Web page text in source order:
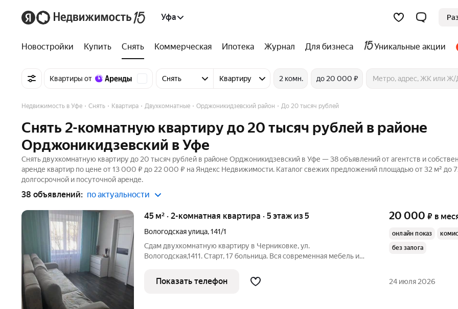
Уфа
Новостройки Купить Снять Коммерческая Ипотека Журнал Для бизнеса Уникальные акции
Квартиры от Снять Квартиру 2 комн. до 20 000 ₽
Недвижимость в Уфе Снять Квартира Двухкомнатные Орджоникидзевский район До 20 тысяч рублей
Снять 2-комнатную квартиру до 20 тысяч рублей в районе
Орджоникидзевский в Уфе
Снять двухкомнатную квартиру до 20 тысяч рублей в районе Орджоникидзевский в Уфе — 38 объявлений от агентств и
аренде квартир по цене от 13 000 ₽ до 22 000 ₽ на Яндекс Недвижимости. Каталог свежих предложений площадью от 32 м² до
долгосрочной и посуточной аренде.
38 объявлений: по актуальности
45 м² · 2-комнатная квартира · 5 этаж из 5
Вологодская улица,141/1
Сдам двухкомнатную квартиру в Черниковке, ул.
Вологодская,1411. Старт, 17 больница. Вся современная мебель и
интернет и телевидение. Рядом есть все необходимое для
комфортной жизни: школа, садик,
20 000 ₽ в
онлайн показ
без залога
Показать телефон 24 июля 2026